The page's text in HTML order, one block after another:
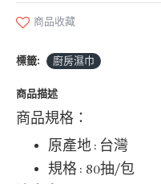
商品收藏
標籤: 廚房濕巾
商品描述
商品規格：
原產地 : 台灣
規格 : 80抽/包